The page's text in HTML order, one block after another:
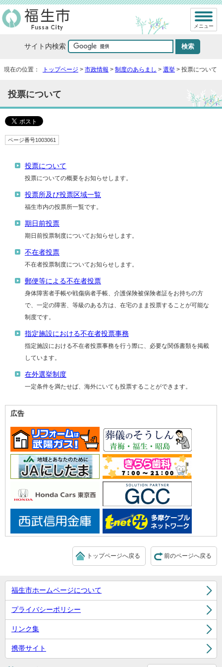
サイト内検索
メニュー
現在の位置： トップページ > 市政情報 > 制度のあらまし > 選挙 > 投票について
投票について
ページ番号1003061
投票について
投票についての概要をお知らせします。
投票所及び投票区域一覧
福生市内の投票所一覧です。
期日前投票
期日前投票制度についてお知らせします。
不在者投票
不在者投票制度についてお知らせします。
郵便等による不在者投票
身体障害者手帳や戦傷病者手帳、介護保険被保険者証をお持ちの方
で、一定の障害、等級のある方は、在宅のまま投票することが可能な
制度です。
指定施設における不在者投票事務
指定施設における不在者投票事務を行う際に、必要な関係書類を掲載
しています。
在外選挙制度
一定条件を満たせば、海外にいても投票することができます。
広告
前のページへ戻る
トップページへ戻る
福生市ホームページについて
プライバシーポリシー
リンク集
携帯サイト